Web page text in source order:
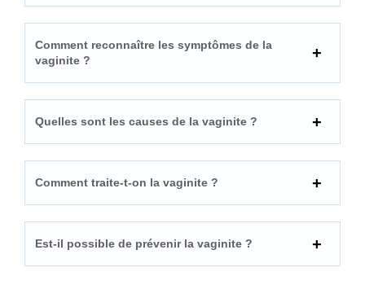
Comment reconnaître les symptômes de la
vaginite ?
Quelles sont les causes de la vaginite ?
Comment traite-t-on la vaginite ?
Est-il possible de prévenir la vaginite ?